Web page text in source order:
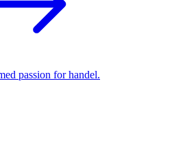
passion for handel.